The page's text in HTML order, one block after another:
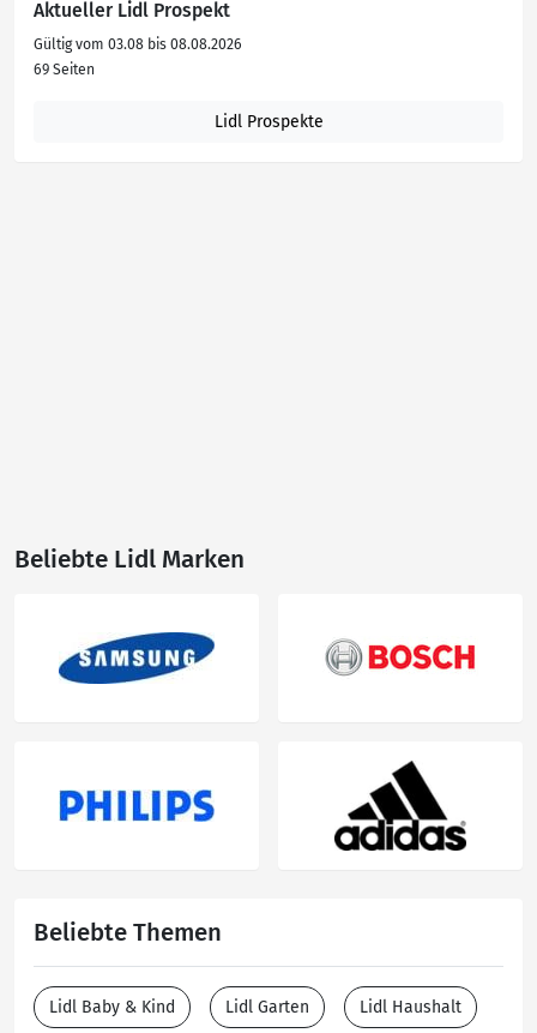
Aktueller Lidl Prospekt
Gültig vom 03.08 bis 08.08.2026
69 Seiten
Lidl Prospekte
Beliebte Lidl Marken
Beliebte Themen
Lidl Baby & Kind Lidl Garten Lidl Haushalt